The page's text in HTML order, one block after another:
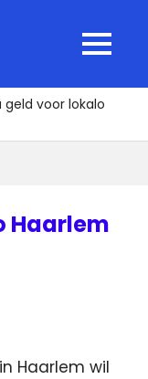
MENU
geld voor lokalo
Haarlem
Haarlem wil